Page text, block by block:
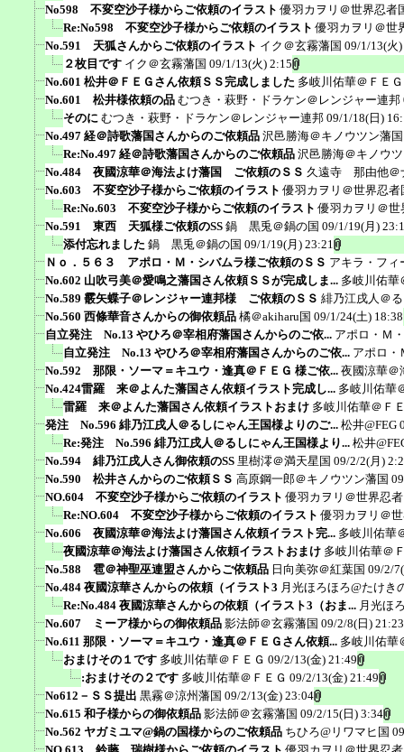
No598 不変空沙子様からご依頼のイラスト 優羽カヲリ＠世界忍者
Re:No598 不変空沙子様からご依頼のイラスト 優羽カヲリ＠世
No.591 天狐さんからご依頼のイラスト イク＠玄霧藩国 09/1/13(火
２枚目です イク＠玄霧藩国 09/1/13(火) 2:15
No.601 松井＠ＦＥＧさん依頼ＳＳ完成しました 多岐川佑華＠ＦＥＧ
No.601 松井様依頼の品 むつき・萩野・ドラケン＠レンジャー連邦
そのに むつき・萩野・ドラケン＠レンジャー連邦 09/1/18(日)
No.497 経＠詩歌藩国さんからのご依頼品 沢邑勝海＠キノウツン藩国
Re:No.497 経＠詩歌藩国さんからのご依頼品 沢邑勝海＠キノウ
No.484 夜國涼華＠海法よけ藩国 ご依頼のＳＳ 久遠寺 那由他＠
No.603 不変空沙子様からご依頼のイラスト 優羽カヲリ＠世界忍者
Re:No.603 不変空沙子様からご依頼のイラスト 優羽カヲリ＠世
No.591 東西 天狐様ご依頼のSS 鍋 黒兎＠鍋の国 09/1/19(月)
添付忘れました 鍋 黒兎＠鍋の国 09/1/19(月) 23:21
Ｎｏ．５６３ アポロ・Ｍ・シバムラ様ご依頼のＳＳ アキラ・フィ
No.602 山吹弓美＠愛鳴之藩国さん依頼ＳＳが完成しま... 多岐川佑華
No.589 霰矢蝶子＠レンジャー連邦様 ご依頼のＳＳ 緋乃江戌人＠
No.560 西條華音さんからの御依頼品 橘＠akiharu国 09/1/24(土) 18:38
自立発注 No.13 やひろ＠宰相府藩国さんからのご依... アポロ・Ｍ
自立発注 No.13 やひろ＠宰相府藩国さんからのご依... アポロ・
No.592 那限・ソーマ＝キユウ・逢真＠ＦＥＧ 様ご依... 夜國涼華＠
No.424雷羅 来＠よんた藩国さん依頼イラスト完成し... 多岐川佑華
雷羅 来＠よんた藩国さん依頼イラストおまけ 多岐川佑華＠Ｆ
発注 No.596 緋乃江戌人＠るしにゃん王国様よりのご... 松井@FEG
Re:発注 No.596 緋乃江戌人＠るしにゃん王国様より... 松井
No.594 緋乃江戌人さん御依頼のSS 里樹澪＠満天星国 09/2/2(月)
No.590 松井さんからのご依頼ＳＳ 高原鋼一郎＠キノウツン藩国
NO.604 不変空沙子様からご依頼のイラスト 優羽カヲリ＠世界忍
Re:NO.604 不変空沙子様からご依頼のイラスト 優羽カヲリ＠
No.606 夜國涼華＠海法よけ藩国さん依頼イラスト完... 多岐川佑華
夜國涼華＠海法よけ藩国さん依頼イラストおまけ 多岐川佑華＠
No.588 雹＠神聖巫連盟さんからご依頼品 日向美弥＠紅葉国 09/2/
No.484 夜國涼華さんからの依頼（イラスト3 月光ほろほろ@たけき
Re:No.484 夜國涼華さんからの依頼（イラスト3（おま... 月光ほ
No.607 ミーア様からの御依頼品 影法師＠玄霧藩国 09/2/8(日) 21:23
No.611 那限・ソーマ＝キユウ・逢真＠ＦＥＧさん依頼... 多岐川佑華
おまけその１です 多岐川佑華＠ＦＥＧ 09/2/13(金) 21:49
:おまけその２です 多岐川佑華＠ＦＥＧ 09/2/13(金) 21:49
No612－ＳＳ提出 黒霧＠涼州藩国 09/2/13(金) 23:04
No.615 和子様からの御依頼品 影法師＠玄霧藩国 09/2/15(日) 3:34
No.562 ヤガミユマ@鍋の国様からのご依頼品 ちひろ@リワマヒ国